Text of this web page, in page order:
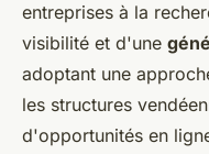
entreprises à la
visibilité et d'une
adoptant une
les structures
d'opportunités en